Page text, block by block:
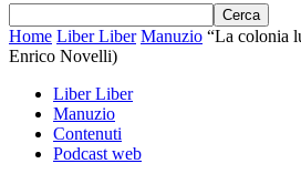
Home Liber Liber Manuzio “La colonia
Enrico Novelli)
Liber Liber
Manuzio
Contenuti
Podcast web